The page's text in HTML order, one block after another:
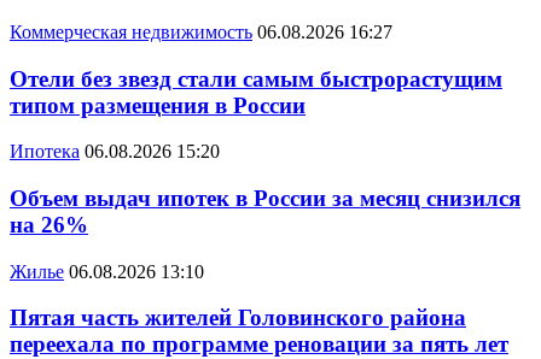
Коммерческая недвижимость 06.08.2026 16:27
Отели без звезд стали самым быстрорастущим
типом размещения в России
Ипотека 06.08.2026 15:20
Объем выдач ипотек в России за месяц снизился
на 26%
Жилье 06.08.2026 13:10
Пятая часть жителей Головинского района
переехала по программе реновации за пять лет